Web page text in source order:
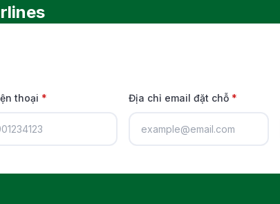
thoại * Địa chỉ email đặt chỗ*